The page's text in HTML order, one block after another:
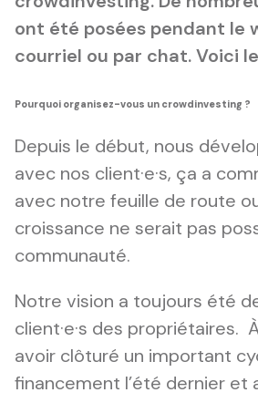
ont été posées pendant le
courriel ou par chat. Voici
Pourquoi organisez-vous un crowdinvesting ?
Depuis le début, nous
avec nos client·e·s, ça a
avec notre feuille de route
croissance ne serait pas
communauté.
Notre vision a toujours été
client·e·s des propriétaires.
avoir clôturé un important
financement l’été dernier et